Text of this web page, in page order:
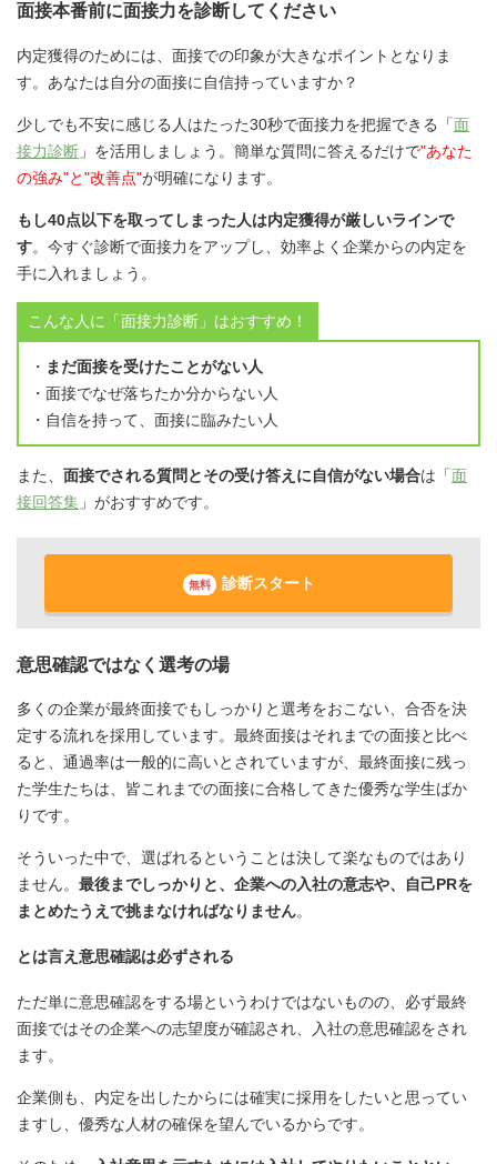
面接本番前に面接力を診断してください
内定獲得のためには、面接での印象が大きなポイントとなりま
す。あなたは自分の面接に自信持っていますか？
少しでも不安に感じる人はたった30秒で面接力を把握できる「面
接力診断 」を活用しましょう。簡単な質問に答えるだけで"あなた
の強み"と"改善点"が明確になります。
もし40点以下を取ってしまった人は内定獲得が厳しいラインで
す。今すぐ診断で面接力をアップし、効率よく企業からの内定を
手に入れましょう。
こんな人に「面接力診断」はおすすめ！
・ まだ面接を受けたことがない人
・面接でなぜ落ちたか分からない人
・自信を持って、面接に臨みたい人
また、 面接でされる質問とその受け答えに自信がない場合は「面
接回答集 」がおすすめです。
無料 診断スタート
意思確認ではなく選考の場
多くの企業が最終面接でもしっかりと選考をおこない、合否を決
定する流れを採用しています。最終面接はそれまでの面接と比べ
ると、通過率は一般的に高いとされていますが、最終面接に残っ
た学生たちは、皆これまでの面接に合格してきた優秀な学生ばか
りです。
そういった中で、選ばれるということは決して楽なものではあり
ません。 最後までしっかりと、企業への入社の意志や、自己PRを
まとめたうえで挑まなければなりません。
とは言え意思確認は必ずされる
ただ単に意思確認をする場というわけではないものの、必ず最終
面接ではその企業への志望度が確認され、入社の意思確認をされ
ます。
企業側も、内定を出したからには確実に採用をしたいと思ってい
ますし、優秀な人材の確保を望んでいるからです。